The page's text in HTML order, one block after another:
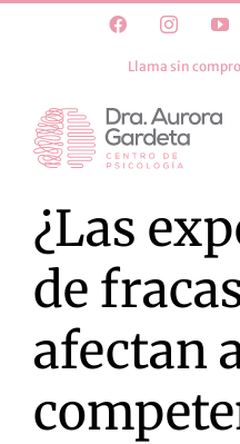
FacebookInstagram
Llama sin
¿Las
de
afectan